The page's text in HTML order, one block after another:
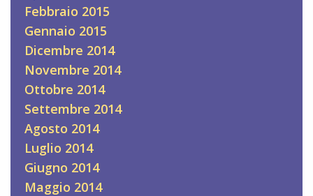
Febbraio 2015
Gennaio 2015
Dicembre 2014
Novembre 2014
Ottobre 2014
Settembre 2014
Agosto 2014
Luglio 2014
Giugno 2014
Maggio 2014